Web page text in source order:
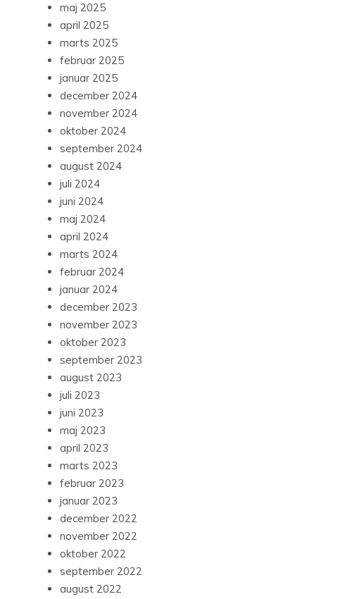
maj 2025
april 2025
marts 2025
februar 2025
januar 2025
december 2024
november 2024
oktober 2024
september 2024
august 2024
juli 2024
juni 2024
maj 2024
april 2024
marts 2024
februar 2024
januar 2024
december 2023
november 2023
oktober 2023
september 2023
august 2023
juli 2023
juni 2023
maj 2023
april 2023
marts 2023
februar 2023
januar 2023
december 2022
november 2022
oktober 2022
september 2022
august 2022